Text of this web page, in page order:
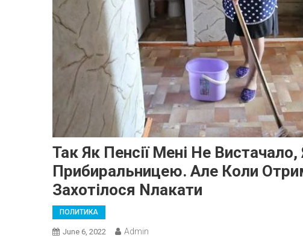
Так Як Пенсії Мені Не
Прибиральницею. Але Коли
Захотілося Nлакати
ПОЛИТИКА
June 6, 2022 Admin